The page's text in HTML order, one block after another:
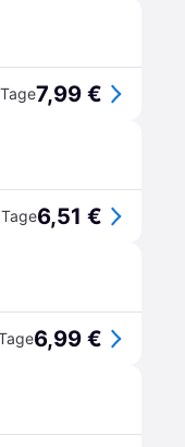
7,99 €
6,51 €
6,99 €